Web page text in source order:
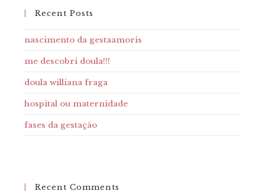
Recent Posts
nascimento da gestaamoris
me descobri doula!!!
doula williana fraga
hospital ou maternidade
fases da gestação
Recent Comments